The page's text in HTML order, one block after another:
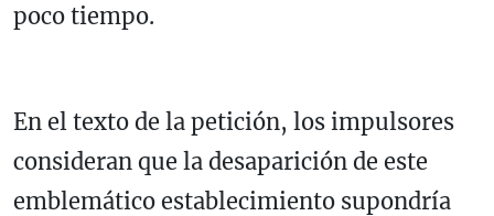
poco tiempo.
En el texto de la petición, los impulsores
consideran que la desaparición de este
emblemático establecimiento supondría